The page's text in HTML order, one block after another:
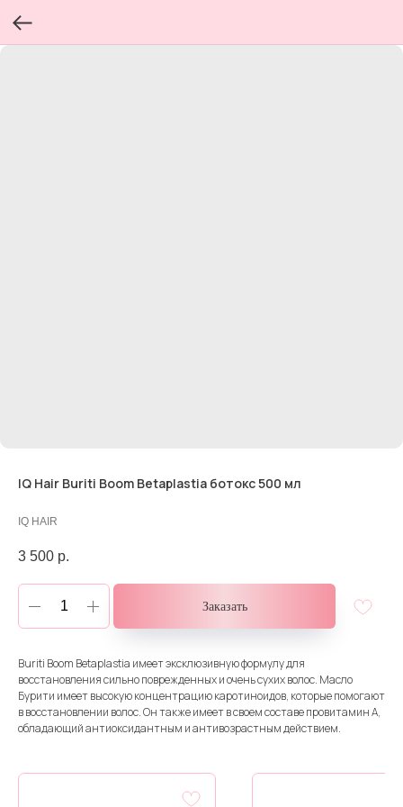
IQ Hair Buriti Boom Betaplastia ботокс 500 мл
IQ HAIR
3 500 р.
Заказать
Buriti Boom Betaplastia имеет эксклюзивную формулу для
восстановления сильно поврежденных и очень сухих волос. Масло
Бурити имеет высокую концентрацию каротиноидов, которые помогают
в восстановлении волос. Он также имеет в своем составе провитамин А,
обладающий антиоксидантным и антивозрастным действием.